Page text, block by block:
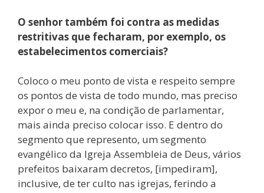
O senhor também foi contra as medidas
restritivas que fecharam, por exemplo, os
estabelecimentos comerciais?
Coloco o meu ponto de vista e respeito sempre
os pontos de vista de todo mundo, mas preciso
expor o meu e, na condição de parlamentar,
mais ainda preciso colocar isso. E dentro do
segmento que represento, um segmento
evangélico da Igreja Assembleia de Deus, vários
prefeitos baixaram decretos, [impediram],
inclusive, de ter culto nas igrejas, ferindo a